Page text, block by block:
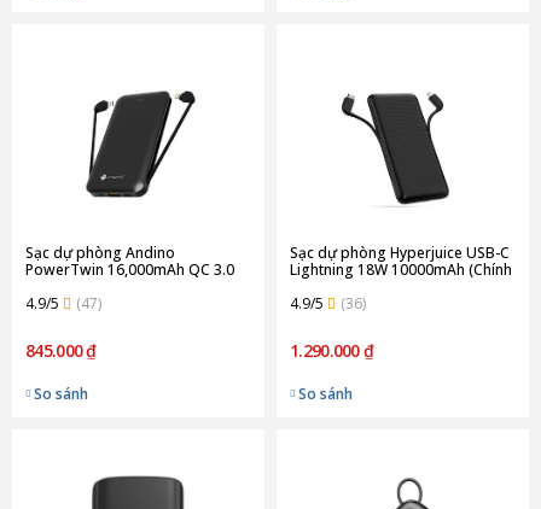
Sạc dự phòng Andino
PowerTwin 16,000mAh QC 3.0
4.9/5
(47)
845.000 ₫
So sánh
Sạc dự phòng Hyperjuice USB-C
Lightning 18W 10000mAh (Chính
4.9/5
(36)
1.290.000 ₫
So sánh